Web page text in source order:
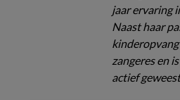
jaar ervaring
Naast haar
kinderopvang
zangeres en
actief